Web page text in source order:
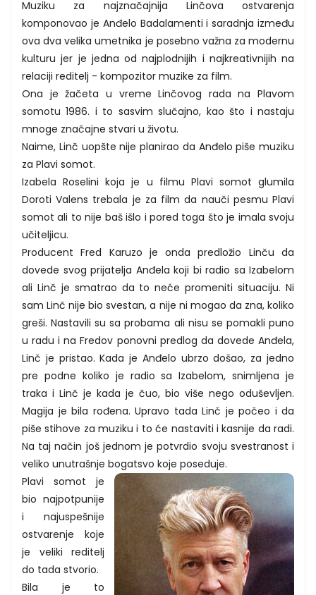
Muziku za najznačajnija Linčova ostvarenja
komponovao je Anđelo Badalamenti i saradnja između
ova dva velika umetnika je posebno važna za modernu
kulturu jer je jedna od najplodnijih i najkreativnijih na
relaciji reditelj - kompozitor muzike za film.
Ona je žačeta u vreme Linčovog rada na Plavom
somotu 1986. i to sasvim slučajno, kao što i nastaju
mnoge značajne stvari u životu.
Naime, Linč uopšte nije planirao da Anđelo piše muziku
za Plavi somot.
Izabela Roselini koja je u filmu Plavi somot glumila
Doroti Valens trebala je za film da nauči pesmu Plavi
somot ali to nije baš išlo i pored toga što je imala svoju
učiteljicu.
Producent Fred Karuzo je onda predložio Linču da
dovede svog prijatelja Anđela koji bi radio sa Izabelom
ali Linč je smatrao da to neće promeniti situaciju. Ni
sam Linč nije bio svestan, a nije ni mogao da zna, koliko
greši. Nastavili su sa probama ali nisu se pomakli puno
u radu i na Fredov ponovni predlog da dovede Anđela,
Linč je pristao. Kada je Anđelo ubrzo došao, za jedno
pre podne koliko je radio sa Izabelom, snimljena je
traka i Linč je kada je čuo, bio više nego oduševljen.
Magija je bila rođena. Upravo tada Linč je počeo i da
piše stihove za muziku i to će nastaviti i kasnije da radi.
Na taj način još jednom je potvrdio svoju svestranost i
veliko unutrašnje bogatsvo koje poseduje.
Plavi somot je
bio najpotpunije
i najuspešnije
ostvarenje koje
je veliki reditelj
do tada stvorio.
Bila je to